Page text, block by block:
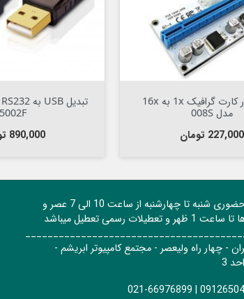
کابل تبدیل پارالل سنترونیک به USB
براکت سریال و پارالل
فروشگاه حضوری شنبه تا چهارشنبه از ساعت 10 الی 7 عصر و
پنجشنبه ها تا ساعت 1 ظهر و تعطیلات رسمی تعطیل میباشد
- چهار راه ولیعصر - مجتمع کامپیوتر ابریشم -
3
021-66976899 |